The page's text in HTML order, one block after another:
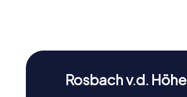
Rosbach v.d. Höhe